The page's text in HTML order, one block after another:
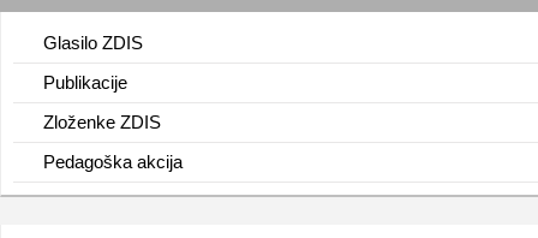
Glasilo ZDIS
Publikacije
Zloženke ZDIS
Pedagoška akcija